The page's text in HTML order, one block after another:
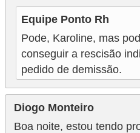
Equipe Ponto Rh
Pode, Karoline, mas
conseguir a rescisão
pedido de demissão.
Diogo Monteiro
Boa noite, estou tendo